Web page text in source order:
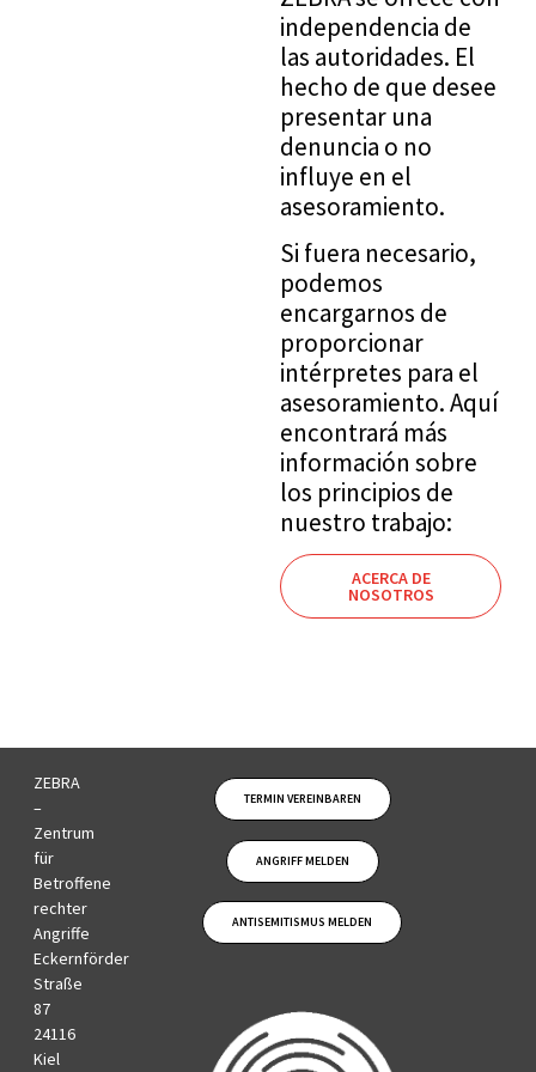
independencia de
las autoridades. El
hecho de que desee
presentar una
denuncia o no
influye en el
asesoramiento.
Si fuera necesario,
podemos
encargarnos de
proporcionar
intérpretes para el
asesoramiento. Aquí
encontrará más
información sobre
los principios de
nuestro trabajo:
ACERCA DE
NOSOTROS
ZEBRA
–
Zentrum
für
Betroffene
rechter
Angriffe
Eckernförder
Straße
87
24116
Kiel
TERMIN VEREINBAREN
ANGRIFF MELDEN
ANTISEMITISMUS MELDEN